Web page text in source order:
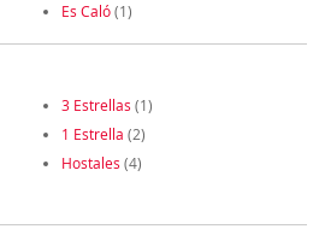
Es Caló(1)
3 Estrellas (1)
1 Estrella (2)
Hostales (4)